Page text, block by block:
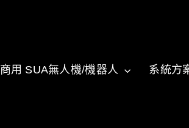
商用 SUA無人機/機器人 系統方